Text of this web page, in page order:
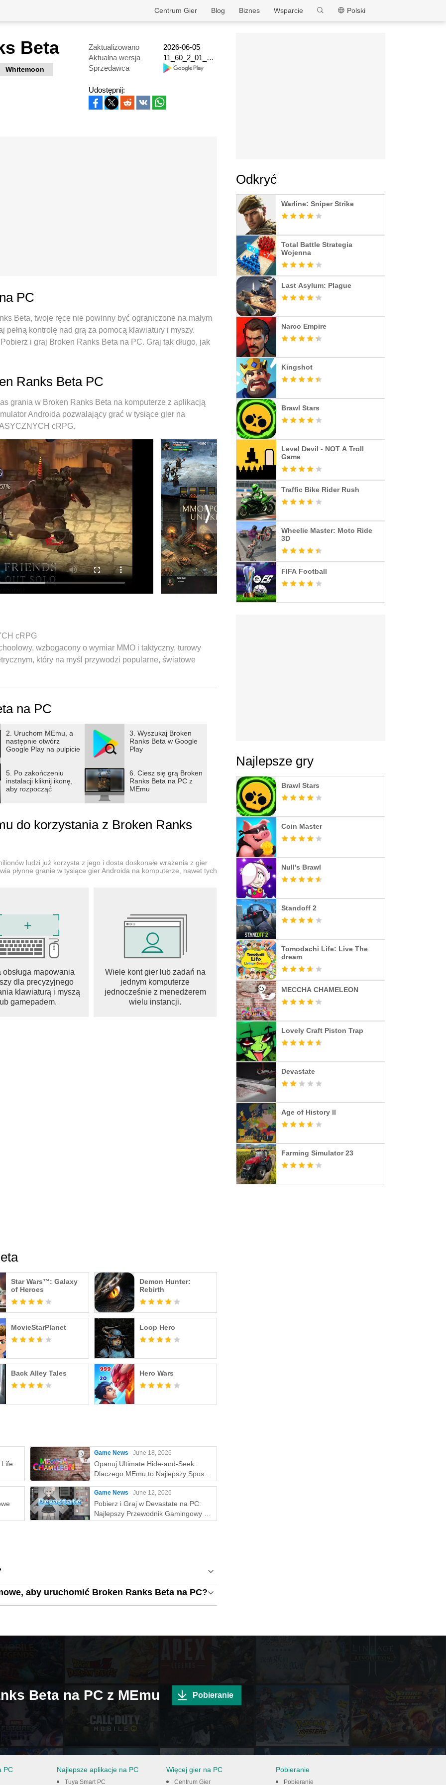
MEmu
Polski
Wsparcie
Biznes
Blog
Centrum Gier
Beta
Whitemoon
Zaktualizowano
2026-06-05
Aktualna wersja
11_60_2_01_PROD AIR_51_1_4_1
Sprzedawca
Udostępnij:
PC
Beta, twoje ręce nie powinny być ograniczone na małym
kontrolę nad grą za pomocą klawiatury i myszy.
i graj Broken Ranks Beta na PC. Graj tak długo, jak
i niepokojących połączeń. Zupełnie nowy MEmu 9 to
sprawia, że Broken Ranks Beta jest prawdziwą grą na
instancji umożliwia granie na 2 lub więcej kontach na
emulator może uwolnić pełny potencjał twojego
Dbamy nie tylko o to, jak grasz, ale także o cały proces
Ranks Beta PC
grania w Broken Ranks Beta na komputerze z aplikacją
Androida pozwalający grać w tysiące gier na
cRPG.
cRPG
wzbogacony o wymiar MMO i taktyczny, turowy
który na myśl przywodzi popularne, światowe
samotne szczyty gór, pełne tajemnic i grozy
monstra, ten świat oferuje bogactwo, sławę i
- zapomnienie.
Połączenie turowej walki z zegarem, który odmierza
systemem. Z kolei dodanie do tego zmagań
walka w Broken Ranks dostarcza satysfakcji i ogromnych
FABUŁA JAK W cRPG
przestrzeni, rządzą bezlitosne prawa historii i polityki, a za
wiecznie głodne ludzkiej krwi. Pomiędzy tym znajdują się
życie i po prostu przeżyć kolejny dzień.
posiada 9 unikalnych zdolności klasowych - to
oraz zależności między nimi pozwoli Ci odkryć
wygnańca szukającego swojego miejsca w nowym
w sobie siłę, aby odzyskać to, co mu zabrał najeźdźca.
na PC
2. Uruchom MEmu, a
następnie otwórz
Google Play na pulpicie
3. Wyszukaj Broken
Ranks Beta w Google
Play
5. Po zakończeniu
instalacji kliknij ikonę,
aby rozpocząć
6. Ciesz się grą Broken
Ranks Beta na PC z
MEmu
do korzystania z Broken Ranks
ludzi już korzysta z jego i dosta doskonałe wrażenia z gier
płynne granie w tysiące gier Androida na komputerze, nawet tych
obsługa mapowania
dla precyzyjnego
klawiaturą i myszą
lub gamepadem.
Wiele kont gier lub zadań na
jednym komputerze
jednocześnie z menedżerem
wielu instancji.
Star Wars™: Galaxy
of Heroes
Demon Hunter:
Rebirth
MovieStarPlanet Loop Hero
Back Alley Tales Hero Wars
Game News June 18, 2026
Opanuj Ultimate Hide-and-Seek:
Dlaczego MEmu to Najlepszy Sposób
na Grę w MECCHA CHAMELEON na
PC!
Game News June 12, 2026
Pobierz i Graj w Devastate na PC:
Najlepszy Przewodnik Gamingowy z
MEmu Play
aby uruchomić Broken Ranks Beta na PC?
Odkryć
Warline: Sniper Strike
Total Battle Strategia
Wojenna
Last Asylum: Plague
Narco Empire
Kingshot
Brawl Stars
Level Devil - NOT A Troll
Game
Traffic Bike Rider Rush
Wheelie Master: Moto Ride
3D
FIFA Football
Najlepsze gry
Brawl Stars
Coin Master
Null's Brawl
Standoff 2
Tomodachi Life: Live The
dream
MECCHA CHAMELEON
Lovely Craft Piston Trap
Devastate
Age of History II
Farming Simulator 23
Beta na PC z MEmu Pobieranie
PC Najlepsze aplikacje na PC
Tuya Smart PC
Więcej gier na PC
Centrum Gier
Pobieranie
Pobieranie